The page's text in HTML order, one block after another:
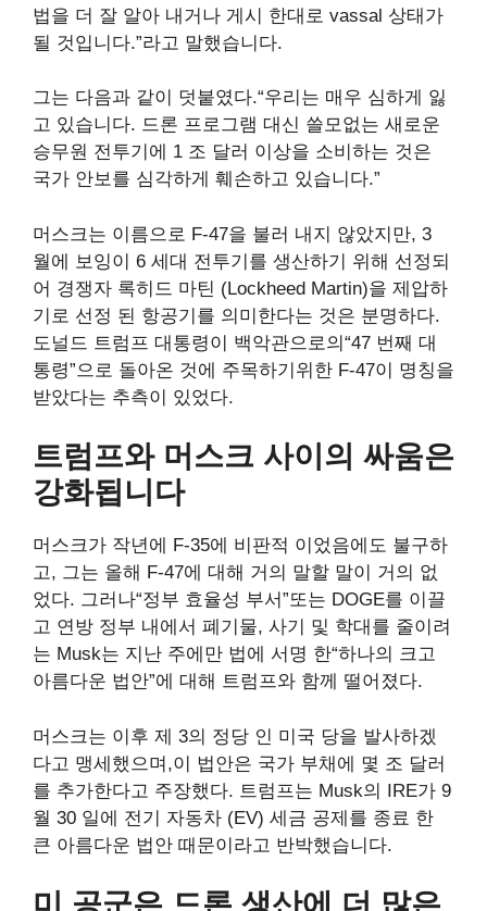
법을 더 잘 알아 내거나 게시 한대로 vassal 상태가
될 것입니다.”라고 말했습니다.
그는 다음과 같이 덧붙였다.“우리는 매우 심하게 잃
고 있습니다. 드론 프로그램 대신 쓸모없는 새로운
승무원 전투기에 1 조 달러 이상을 소비하는 것은
국가 안보를 심각하게 훼손하고 있습니다.”
머스크는 이름으로 F-47을 불러 내지 않았지만, 3
월에 보잉이 6 세대 전투기를 생산하기 위해 선정되
어 경쟁자 록히드 마틴 (Lockheed Martin)을 제압하
기로 선정 된 항공기를 의미한다는 것은 분명하다.
도널드 트럼프 대통령이 백악관으로의“47 번째 대
통령”으로 돌아온 것에 주목하기위한 F-47이 명칭을
받았다는 추측이 있었다.
트럼프와 머스크 사이의 싸움은
강화됩니다
머스크가 작년에 F-35에 비판적 이었음에도 불구하
고, 그는 올해 F-47에 대해 거의 말할 말이 거의 없
었다. 그러나“정부 효율성 부서”또는 DOGE를 이끌
고 연방 정부 내에서 폐기물, 사기 및 학대를 줄이려
는 Musk는 지난 주에만 법에 서명 한“하나의 크고
아름다운 법안”에 대해 트럼프와 함께 떨어졌다.
머스크는 이후 제 3의 정당 인 미국 당을 발사하겠
다고 맹세했으며,이 법안은 국가 부채에 몇 조 달러
를 추가한다고 주장했다. 트럼프는 Musk의 IRE가 9
월 30 일에 전기 자동차 (EV) 세금 공제를 종료 한
큰 아름다운 법안 때문이라고 반박했습니다.
미 공군은 드론 생산에 더 많은